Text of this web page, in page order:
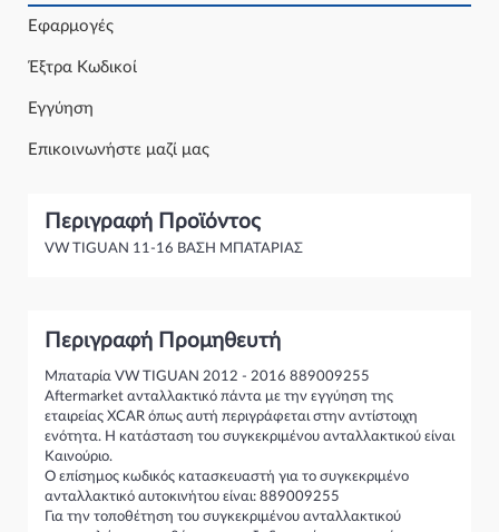
Εφαρμογές
Έξτρα Κωδικοί
Εγγύηση
Επικοινωνήστε μαζί μας
Περιγραφή Προϊόντος
VW TIGUAN 11-16 ΒΑΣΗ ΜΠΑΤΑΡΙΑΣ
Περιγραφή Προμηθευτή
Μπαταρία VW TIGUAN 2012 - 2016 889009255
Aftermarket ανταλλακτικό πάντα με την εγγύηση της
εταιρείας XCAR όπως αυτή περιγράφεται στην αντίστοιχη
ενότητα. Η κατάσταση του συγκεκριμένου ανταλλακτικού είναι
Καινούριο.
Ο επίσημος κωδικός κατασκευαστή για το συγκεκριμένο
ανταλλακτικό αυτοκινήτου είναι: 889009255
Για την τοποθέτηση του συγκεκριμένου ανταλλακτικού